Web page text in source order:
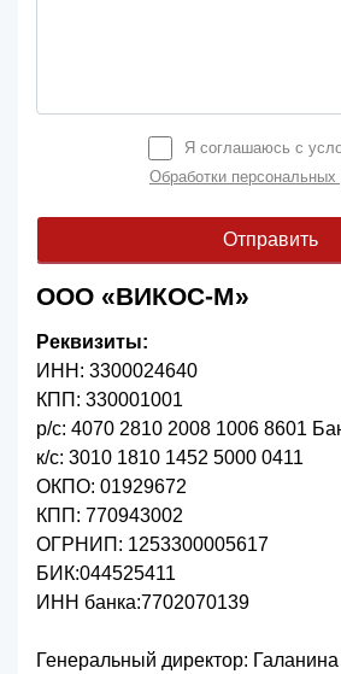
Я соглашаюсь с
Обработки
ООО «ВИКОС-М»
Реквизиты:
ИНН: 3300024640
КПП: 330001001
р/с: 4070 2810 2008 1006 8601
к/с: 3010 1810 1452 5000 0411
ОКПО: 01929672
КПП: 770943002
ОГРНИП: 1253300005617
БИК:044525411
ИНН банка:7702070139
Генеральный директор: